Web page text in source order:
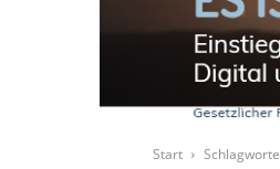
Start Schlagworte